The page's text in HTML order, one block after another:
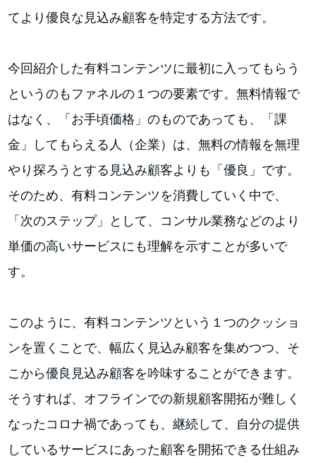
てより優良な見込み顧客を特定する方法です。
今回紹介した有料コンテンツに最初に入ってもらう
というのもファネルの１つの要素です。無料情報で
はなく、「お手頃価格」のものであっても、「課
金」してもらえる人（企業）は、無料の情報を無理
やり探ろうとする見込み顧客よりも「優良」です。
そのため、有料コンテンツを消費していく中で、
「次のステップ」として、コンサル業務などのより
単価の高いサービスにも理解を示すことが多いで
す。
このように、有料コンテンツという１つのクッショ
ンを置くことで、幅広く見込み顧客を集めつつ、そ
こから優良見込み顧客を吟味することができます。
そうすれば、オフラインでの新規顧客開拓が難しく
なったコロナ禍であっても、継続して、自分の提供
しているサービスにあった顧客を開拓できる仕組み